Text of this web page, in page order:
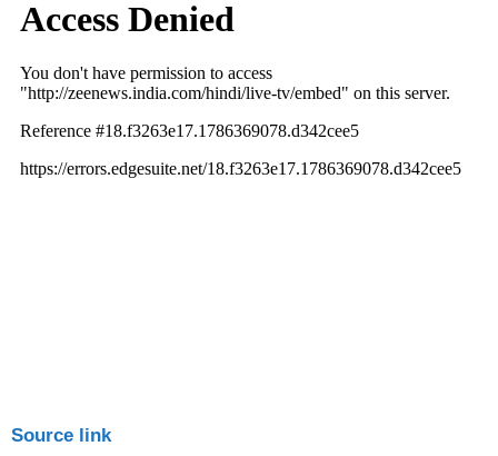
Source link